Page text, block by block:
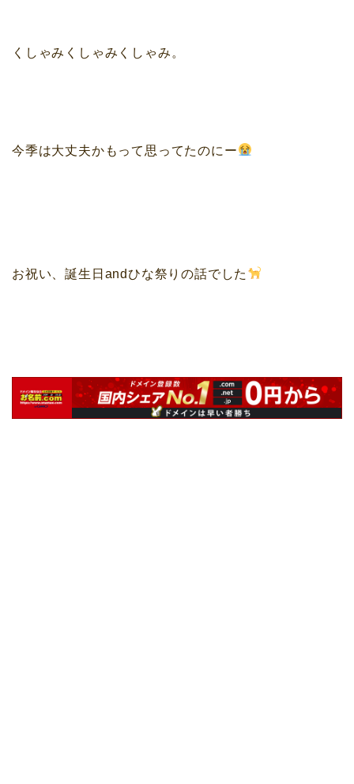
くしゃみくしゃみくしゃみ。
今季は大丈夫かもって思ってたのにー
お祝い、誕生日andひな祭りの話でした